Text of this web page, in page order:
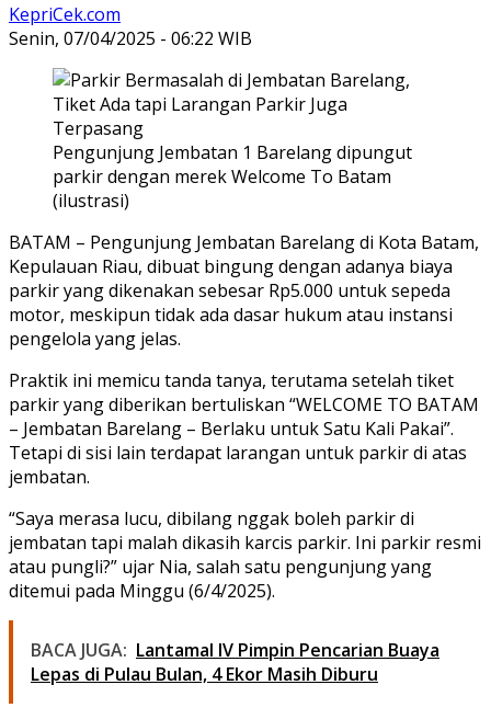
KepriCek.com
Senin, 07/04/2025 - 06:22 WIB
Pengunjung Jembatan 1 Barelang dipungut
parkir dengan merek Welcome To Batam
(ilustrasi)
BATAM – Pengunjung Jembatan Barelang di Kota Batam,
Kepulauan Riau, dibuat bingung dengan adanya biaya
parkir yang dikenakan sebesar Rp5.000 untuk sepeda
motor, meskipun tidak ada dasar hukum atau instansi
pengelola yang jelas.
Praktik ini memicu tanda tanya, terutama setelah tiket
parkir yang diberikan bertuliskan “WELCOME TO BATAM
– Jembatan Barelang – Berlaku untuk Satu Kali Pakai”.
Tetapi di sisi lain terdapat larangan untuk parkir di atas
jembatan.
“Saya merasa lucu, dibilang nggak boleh parkir di
jembatan tapi malah dikasih karcis parkir. Ini parkir resmi
atau pungli?” ujar Nia, salah satu pengunjung yang
ditemui pada Minggu (6/4/2025).
BACA JUGA: Lantamal IV Pimpin Pencarian Buaya
Lepas di Pulau Bulan, 4 Ekor Masih Diburu